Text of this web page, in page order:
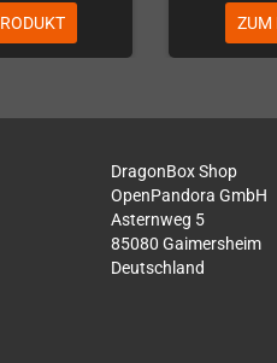
ZUM
DragonBox Shop
OpenPandora GmbH
Asternweg 5
85080 Gaimersheim
Deutschland